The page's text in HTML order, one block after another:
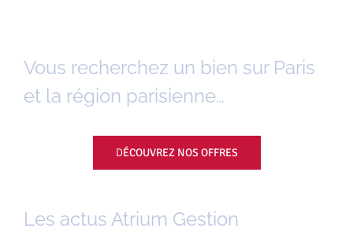
Vous recherchez un bien sur Paris
et la région parisienne…
DÉCOUVREZ NOS OFFRES
Les actus Atrium Gestion